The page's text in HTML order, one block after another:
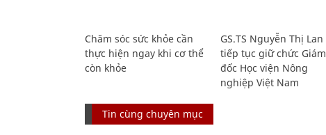
Chăm sóc sức khỏe cần
thực hiện ngay khi cơ thể
còn khỏe
GS.TS Nguyễn Thị Lan
tiếp tục giữ chức Giám
đốc Học viện Nông
nghiệp Việt Nam
Tin cùng chuyên mục